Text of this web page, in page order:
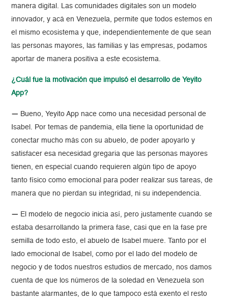
manera digital. Las comunidades digitales son un modelo
innovador, y acá en Venezuela, permite que todos estemos en
el mismo ecosistema y que, independientemente de que sean
las personas mayores, las familias y las empresas, podamos
aportar de manera positiva a este ecosistema.
¿Cuál fue la motivación que impulsó el desarrollo de Yeyito
App?
— Bueno, Yeyito App nace como una necesidad personal de
Isabel. Por temas de pandemia, ella tiene la oportunidad de
conectar mucho más con su abuelo, de poder apoyarlo y
satisfacer esa necesidad gregaria que las personas mayores
tienen, en especial cuando requieren algún tipo de apoyo
tanto físico como emocional para poder realizar sus tareas, de
manera que no pierdan su integridad, ni su independencia.
— El modelo de negocio inicia así, pero justamente cuando se
estaba desarrollando la primera fase, casi que en la fase pre
semilla de todo esto, el abuelo de Isabel muere. Tanto por el
lado emocional de Isabel, como por el lado del modelo de
negocio y de todos nuestros estudios de mercado, nos damos
cuenta de que los números de la soledad en Venezuela son
bastante alarmantes, de lo que tampoco está exento el resto